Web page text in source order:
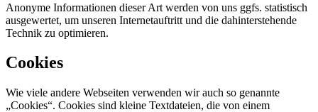
Anonyme Informationen dieser Art werden von uns ggfs. statistisch
ausgewertet, um unseren Internetauftritt und die dahinterstehende
Technik zu optimieren.
Cookies
Wie viele andere Webseiten verwenden wir auch so genannte
„Cookies“. Cookies sind kleine Textdateien, die von einem